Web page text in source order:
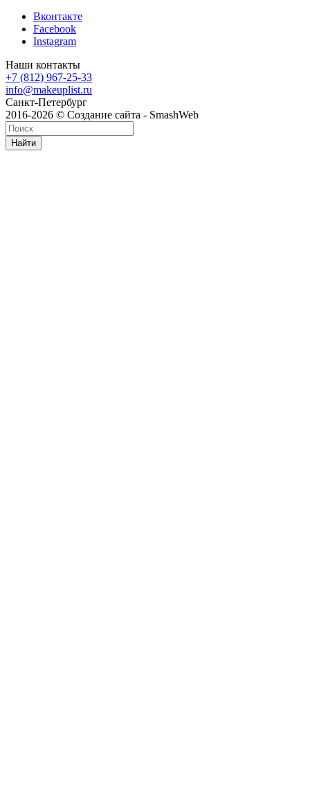
Вконтакте
Facebook
Instagram
Наши контакты
+7 (812) 967-25-33
info@makeuplist.ru
Санкт-Петербург
2016-2026 © Создание сайта - SmashWeb
Найти